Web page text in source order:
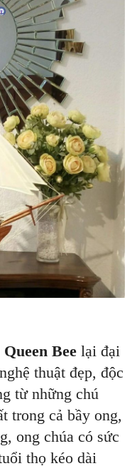
Bee lại đại
thuật đẹp, độc
từ những chú
trong cả bầy ong,
ong chúa có sức
thọ kéo dài